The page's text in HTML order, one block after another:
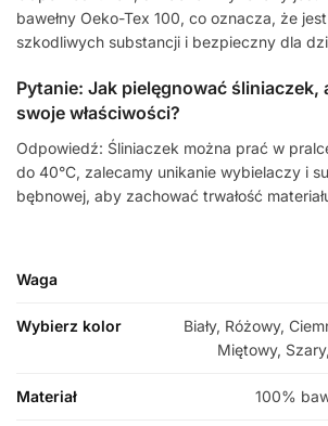
bawełny Oeko-Tex 100, co oznacza, że
szkodliwych substancji i bezpieczny dla
Pytanie: Jak pielęgnować śliniaczek,
swoje właściwości?
Odpowiedź: Śliniaczek można prać w
do 40°C, zalecamy unikanie wybielaczy i
bębnowej, aby zachować trwałość
Waga
Wybierz kolor
Biały, Różowy,
Miętowy,
Materiał 100%